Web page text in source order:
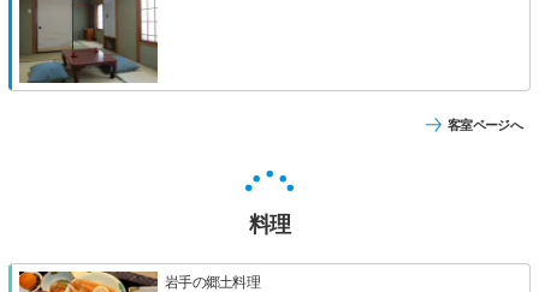
客室ページへ
料理
岩手の郷土料理